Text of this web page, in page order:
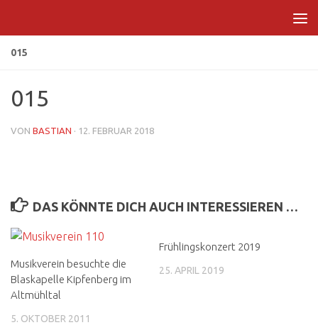
015
015
VON BASTIAN · 12. FEBRUAR 2018
DAS KÖNNTE DICH AUCH INTERESSIEREN …
Musikverein besuchte die
Blaskapelle Kipfenberg im
Altmühltal
5. OKTOBER 2011
Frühlingskonzert 2019
25. APRIL 2019